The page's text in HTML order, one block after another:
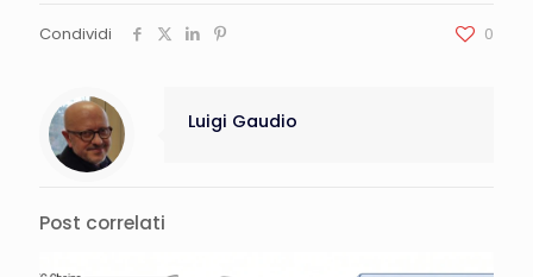
Condividi 0
Luigi Gaudio
Post correlati